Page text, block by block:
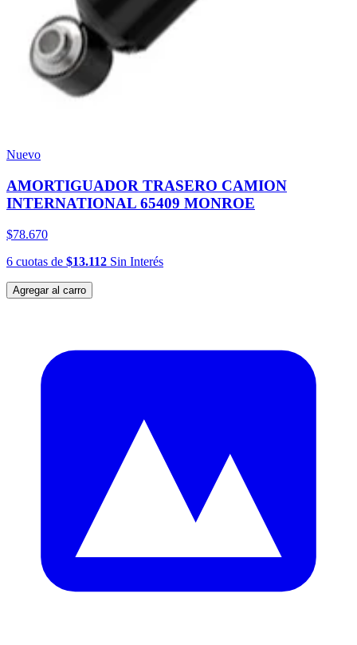
Nuevo
AMORTIGUADOR TRASERO CAMION
INTERNATIONAL 65409 MONROE
$78.670
6 cuotas de $13.112 Sin Interés
Agregar al carro